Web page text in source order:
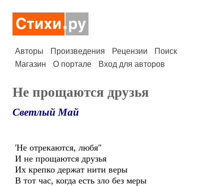
Авторы Произведения Рецензии
Поиск
Магазин
О портале Вход для авторов
Не прощаются друзья
Светлый Май
'Не отрекаются, любя"
И не прощаются друзья
Их крепко держат нити веры
В тот час, когда есть зло без меры